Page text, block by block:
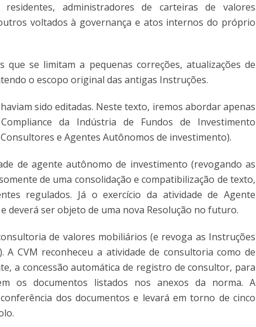
administradores de carteiras de valores
voltados à governança e atos internos do próprio
se limitam a pequenas correções, atualizações de
o escopo original das antigas Instruções.
sido editadas. Neste texto, iremos abordar apenas
da Indústria de Fundos de Investimento
e Agentes Autônomos de investimento).
de agente autônomo de investimento (revogando as
de uma consolidação e compatibilização de texto,
regulados. Já o exercício da atividade de Agente
deverá ser objeto de uma nova Resolução no futuro.
de valores mobiliários (e revoga as Instruções
A CVM reconheceu a atividade de consultoria como de
a concessão automática de registro de consultor, para
os documentos listados nos anexos da norma. A
dos documentos e levará em torno de cinco